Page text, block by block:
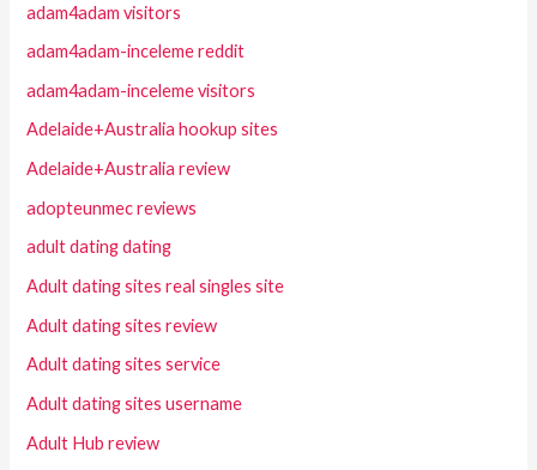
adam4adam visitors
adam4adam-inceleme reddit
adam4adam-inceleme visitors
Adelaide+Australia hookup sites
Adelaide+Australia review
adopteunmec reviews
adult dating dating
Adult dating sites real singles site
Adult dating sites review
Adult dating sites service
Adult dating sites username
Adult Hub review